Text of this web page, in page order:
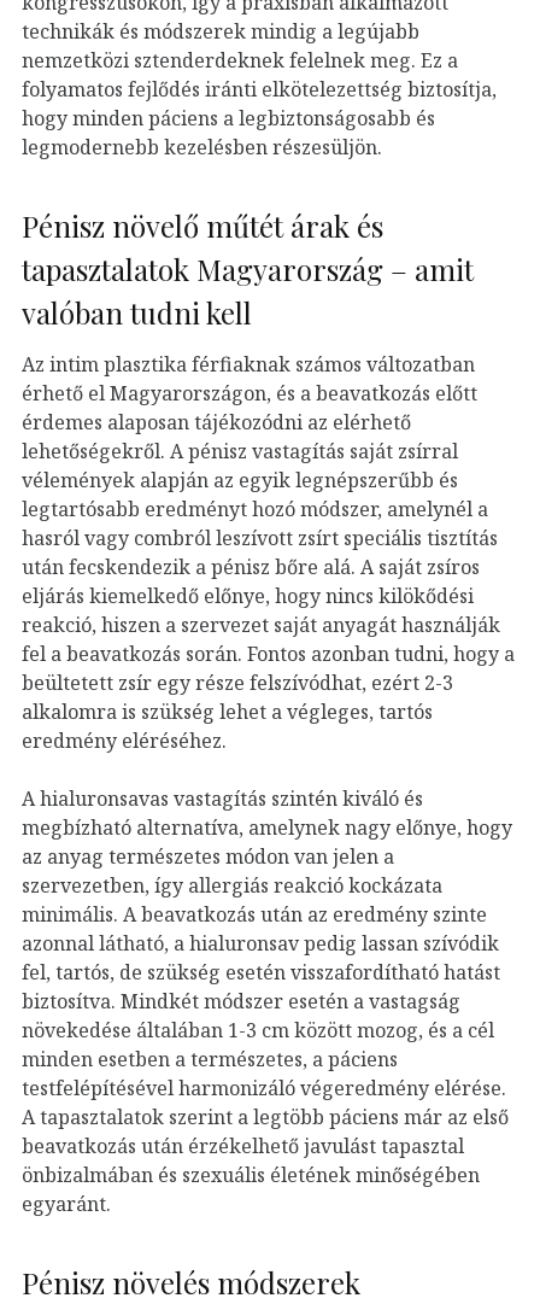
technikák és módszerek mindig a legújabb
nemzetközi sztenderdeknek felelnek meg. Ez a
folyamatos fejlődés iránti elkötelezettség biztosítja,
hogy minden páciens a legbiztonságosabb és
legmodernebb kezelésben részesüljön.
Pénisz növelő műtét árak és
tapasztalatok Magyarország – amit
valóban tudni kell
Az intim plasztika férfiaknak számos változatban
érhető el Magyarországon, és a beavatkozás előtt
érdemes alaposan tájékozódni az elérhető
lehetőségekről. A pénisz vastagítás saját zsírral
vélemények alapján az egyik legnépszerűbb és
legtartósabb eredményt hozó módszer, amelynél a
hasról vagy combról leszívott zsírt speciális tisztítás
után fecskendezik a pénisz bőre alá. A saját zsíros
eljárás kiemelkedő előnye, hogy nincs kilökődési
reakció, hiszen a szervezet saját anyagát használják
fel a beavatkozás során. Fontos azonban tudni, hogy a
beültetett zsír egy része felszívódhat, ezért 2-3
alkalomra is szükség lehet a végleges, tartós
eredmény eléréséhez.
A hialuronsavas vastagítás szintén kiváló és
megbízható alternatíva, amelynek nagy előnye, hogy
az anyag természetes módon van jelen a
szervezetben, így allergiás reakció kockázata
minimális. A beavatkozás után az eredmény szinte
azonnal látható, a hialuronsav pedig lassan szívódik
fel, tartós, de szükség esetén visszafordítható hatást
biztosítva. Mindkét módszer esetén a vastagság
növekedése általában 1-3 cm között mozog, és a cél
minden esetben a természetes, a páciens
testfelépítésével harmonizáló végeredmény elérése.
A tapasztalatok szerint a legtöbb páciens már az első
beavatkozás után érzékelhető javulást tapasztal
önbizalmában és szexuális életének minőségében
egyaránt.
Pénisz növelés módszerek